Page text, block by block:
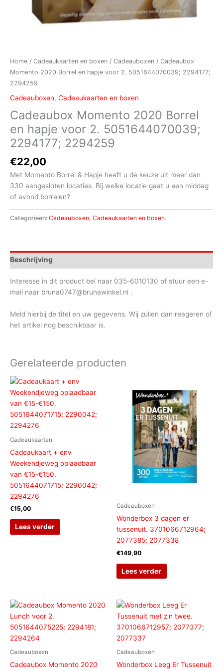
Home / Cadeaukaarten en boxen / Cadeauboxen / Cadeaubox
Momento 2020 Borrel en hapje voor 2. 5051644070039; 2294177;
2294259
Cadeauboxen, Cadeaukaarten en boxen
Cadeaubox Momento 2020 Borrel
en hapje voor 2. 5051644070039;
2294177; 2294259
€22,00
Met Momento Borrel & Hapje heeft u de keuze uit meer dan
330 aangesloten locaties. Bij welke locatie gaat u een middag
of avond borrelen?
Categorieën: Cadeauboxen Cadeaukaarten en boxen
Beschrijving
Interesse in dit product bel naar 035-6010130 of stuur een e-
mail naar bruna0747@brunawinkel.nl .
Meld hierbij de titel en uw gegevens. Wij zullen dan reageren of
het artikel nog beschikbaar is.
Gerelateerde producten
Cadeaukaarten
Cadeaukaart + env
Weekendjeweg oplaadbaar
van €15-€150.
5051644071715; 2290042;
2294276
€15,00
Lees verder
Cadeauboxen
Wonderbox 3 dagen er
tussenuit. 3701066712964;
2077385; 2077338
€149,90
Lees verder
Cadeauboxen
Cadeaubox Momento 2020
Cadeauboxen
Wonderbox Leeg Er Tussenuit